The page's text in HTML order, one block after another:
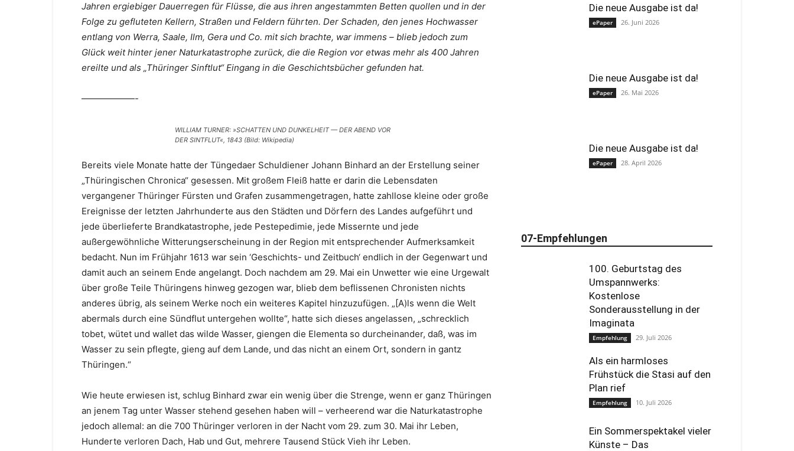
Jahren ergiebiger Dauerregen für Flüsse, die aus ihren angestammten Betten quollen und in der
Folge zu gefluteten Kellern, Straßen und Feldern führten. Der Schaden, den jenes Hochwasser
entlang von Werra, Saale, Ilm, Gera und Co. mit sich brachte, war immens – blieb jedoch zum
Glück weit hinter jener Naturkatastrophe zurück, die die Region vor etwas mehr als 400 Jahren
ereilte und als „Thüringer Sinftlut“ Eingang in die Geschichtsbücher gefunden hat.
——————-
WILLIAM TURNER: »SCHATTEN UND DUNKELHEIT — DER ABEND VOR
DER SINTFLUT«, 1843 (Bild: Wikipedia)
Bereits viele Monate hatte der Tüngedaer Schuldiener Johann Binhard an der Erstellung seiner
„Thüringischen Chronica“ gesessen. Mit großem Fleiß hatte er darin die Lebensdaten
vergangener Thüringer Fürsten und Grafen zusammengetragen, hatte zahllose kleine oder große
Ereignisse der letzten Jahrhunderte aus den Städten und Dörfern des Landes aufgeführt und
jede überlieferte Brandkatastrophe, jede Pestepedimie, jede Missernte und jede
außergewöhnliche Witterungserscheinung in der Region mit entsprechender Aufmerksamkeit
bedacht. Nun im Frühjahr 1613 war sein ‘Geschichts- und Zeitbuch‘ endlich in der Gegenwart und
damit auch an seinem Ende angelangt. Doch nachdem am 29. Mai ein Unwetter wie eine Urgewalt
über große Teile Thüringens hinweg gezogen war, blieb dem beflissenen Chronisten nichts
anderes übrig, als seinem Werke noch ein weiteres Kapitel hinzuzufügen. „[A)ls wenn die Welt
abermals durch eine Sündflut untergehen wollte“, hatte sich dieses angelassen, „schrecklich
tobet, wütet und wallet das wilde Wasser, giengen die Elementa so durcheinander, daß, was im
Wasser zu sein pflegte, gieng auf dem Lande, und das nicht an einem Ort, sondern in gantz
Thüringen.“
Wie heute erwiesen ist, schlug Binhard zwar ein wenig über die Strenge, wenn er ganz Thüringen
an jenem Tag unter Wasser stehend gesehen haben will – verheerend war die Naturkatastrophe
jedoch allemal: an die 700 Thüringer verloren in der Nacht vom 29. zum 30. Mai ihr Leben,
Hunderte verloren Dach, Hab und Gut, mehrere Tausend Stück Vieh ihr Leben.
Die neue Ausgabe ist da!
ePaper 26. Juni 2026
Die neue Ausgabe ist da!
ePaper 26. Mai 2026
Die neue Ausgabe ist da!
ePaper 28. April 2026
07-Empfehlungen
100. Geburtstag des
Umspannwerks:
Kostenlose
Sonderausstellung in der
Imaginata
Empfehlung 29. Juli 2026
Als ein harmloses
Frühstück die Stasi auf den
Plan rief
Empfehlung 10. Juli 2026
Ein Sommerspektakel vieler
Künste – Das